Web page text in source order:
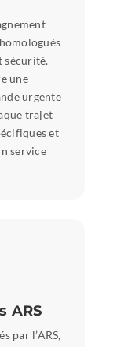
sécurité.
une
urgente
trajet
et
service
ARS
par l’ARS,